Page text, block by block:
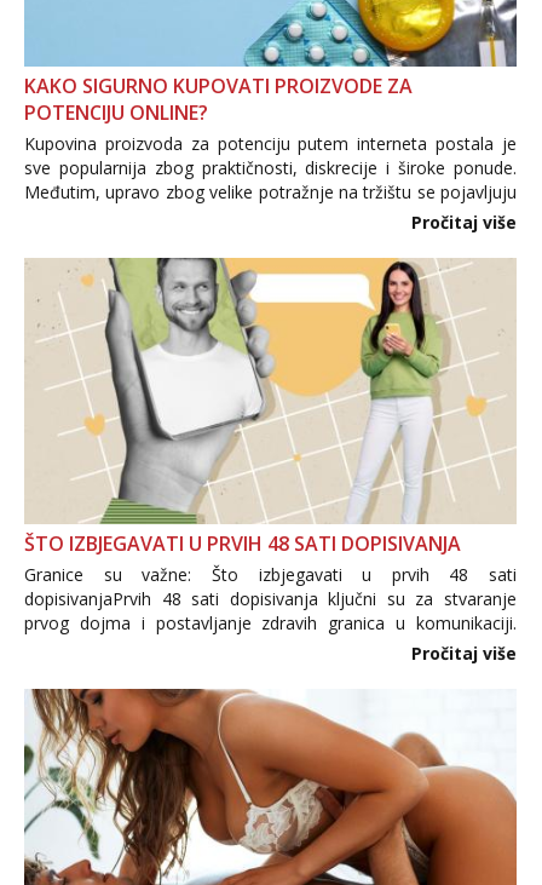
KAKO SIGURNO KUPOVATI PROIZVODE ZA
POTENCIJU ONLINE?
Kupovina proizvoda za potenciju putem interneta postala je
sve popularnija zbog praktičnosti, diskrecije i široke ponude.
Međutim, upravo zbog velike potražnje na tržištu se pojavljuju
i brojni krivotvoreni proizvodi, nepouzdane internetske
Pročitaj više
ŠTO IZBJEGAVATI U PRVIH 48 SATI DOPISIVANJA
Granice su važne: Što izbjegavati u prvih 48 sati
dopisivanjaPrvih 48 sati dopisivanja ključni su za stvaranje
prvog dojma i postavljanje zdravih granica u komunikaciji.
Važno je izbjeći prebrzo otkrivanje osobnih ili intimnih
informacija, jer nepoznata osoba još nije zaslužila to
povjerenje. Takođe...
Pročitaj više